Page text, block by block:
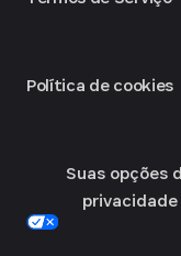
Política de cookies
Suas opções
privacidade